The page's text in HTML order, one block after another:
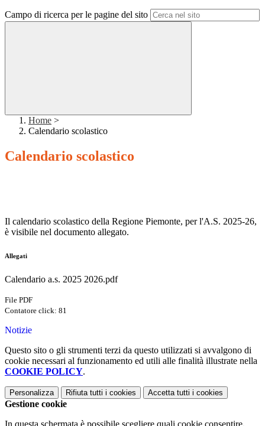
Campo di ricerca per le pagine del sito
Home >
Calendario scolastico
Calendario scolastico
Il calendario scolastico della Regione Piemonte, per l'A.S. 2025-26,
è visibile nel documento allegato.
Allegati
Calendario a.s. 2025 2026.pdf
File PDF
Contatore click: 81
Notizie
Questo sito o gli strumenti terzi da questo utilizzati si avvalgono di
cookie necessari al funzionamento ed utili alle finalità illustrate nella
COOKIE POLICY.
Personalizza Rifiuta tutti i cookies Accetta tutti i cookies
Gestione cookie
In questa schermata è possibile scegliere quali cookie consentire.